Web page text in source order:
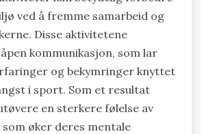
ved å fremme samarbeid og
Disse aktivitetene
kommunikasjon, som lar
og bekymringer knyttet
i sport. Som et resultat
en sterkere følelse av
øker deres mentale